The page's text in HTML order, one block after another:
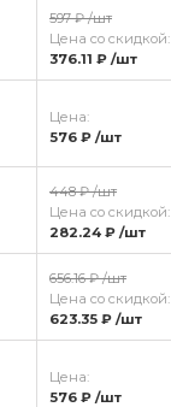
597 ₽ /шт
Цена со скидкой:
376.11 ₽ /шт
Цена:
576 ₽ /шт
448 ₽ /шт
Цена со скидкой:
282.24 ₽ /шт
656.16 ₽ /шт
Цена со скидкой:
623.35 ₽ /шт
Цена:
576 ₽ /шт